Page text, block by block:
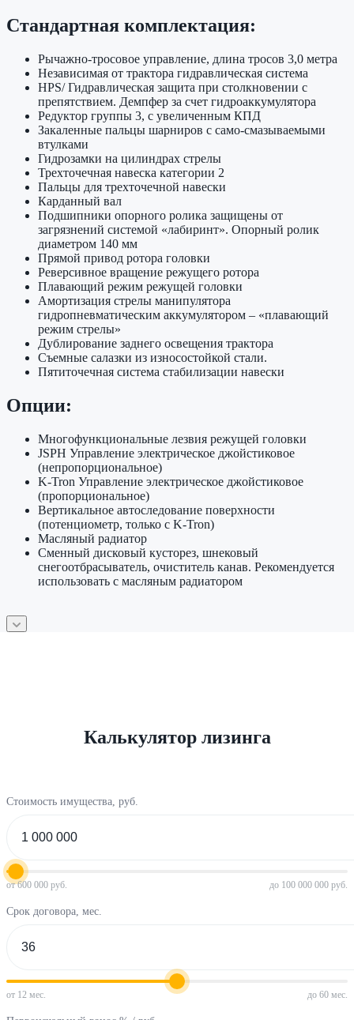
Стандартная комплектация:
Рычажно-тросовое управление, длина тросов 3,0 метра
Независимая от трактора гидравлическая система
HPS/ Гидравлическая защита при столкновении с
препятствием. Демпфер за счет гидроаккумулятора
Редуктор группы 3, с увеличенным КПД
Закаленные пальцы шарниров с само-смазываемыми
втулками
Гидрозамки на цилиндрах стрелы
Трехточечная навеска категории 2
Пальцы для трехточечной навески
Карданный вал
Подшипники опорного ролика защищены от
загрязнений системой «лабиринт». Опорный ролик
диаметром 140 мм
Прямой привод ротора головки
Реверсивное вращение режущего ротора
Плавающий режим режущей головки
Амортизация стрелы манипулятора
гидропневматическим аккумулятором – «плавающий
режим стрелы»
Дублирование заднего освещения трактора
Съемные салазки из износостойкой стали.
Пятиточечная система стабилизации навески
Опции:
Многофункциональные лезвия режущей головки
JSPH Управление электрическое джойстиковое
(непропорциональное)
K-Tron Управление электрическое джойстиковое
(пропорциональное)
Вертикальное автоследование поверхности
(потенциометр, только с K-Tron)
Масляный радиатор
Сменный дисковый кусторез, шнековый
снегоотбрасыватель, очиститель канав. Рекомендуется
использовать с масляным радиатором
Калькулятор лизинга
Стоимость имущества, руб.
от 600 000 руб. до 100 000 000 руб.
Срок договора, мес.
от 12 мес. до 60 мес.